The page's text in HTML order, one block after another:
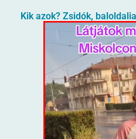
Kik azok? Zsidók,